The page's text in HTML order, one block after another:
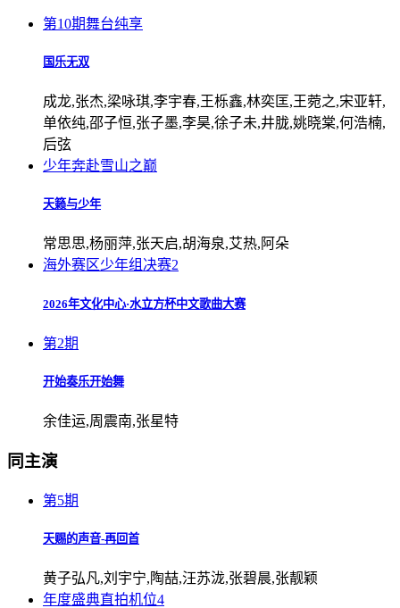
第10期舞台纯享
国乐无双
成龙,张杰,梁咏琪,李宇春,王栎鑫,林奕匡,王菀之,宋亚轩,
单依纯,邵子恒,张子墨,李昊,徐子未,井胧,姚晓棠,何浩楠,
后弦
少年奔赴雪山之巅
天籁与少年
常思思,杨丽萍,张天启,胡海泉,艾热,阿朵
海外赛区少年组决赛2
2026年文化中心·水立方杯中文歌曲大赛
第2期
开始奏乐开始舞
余佳运,周震南,张星特
同主演
第5期
天赐的声音-再回首
黄子弘凡,刘宇宁,陶喆,汪苏泷,张碧晨,张靓颖
年度盛典直拍机位4